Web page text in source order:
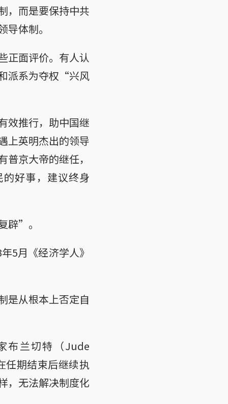
，而是要保持中共
体制。
正面评价。有人认
派系为夺权“兴风
效推行，助中国继
上英明杰出的领导
京大帝的继任，
好事，建议终身
辟”。
5月《经济学人》
是从根本上否定自
布兰切特（Jude
期结束后继续执
，无法解决制度化